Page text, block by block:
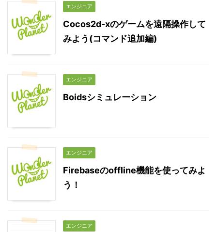
エンジニア
Cocos2d-xのゲームを遠隔操作して
みよう(コマンド追加編)
エンジニア
Boidsシミュレーション
エンジニア
Firebaseのoffline機能を使ってみよ
う！
エンジニア